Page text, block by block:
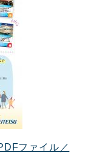
ファイル／